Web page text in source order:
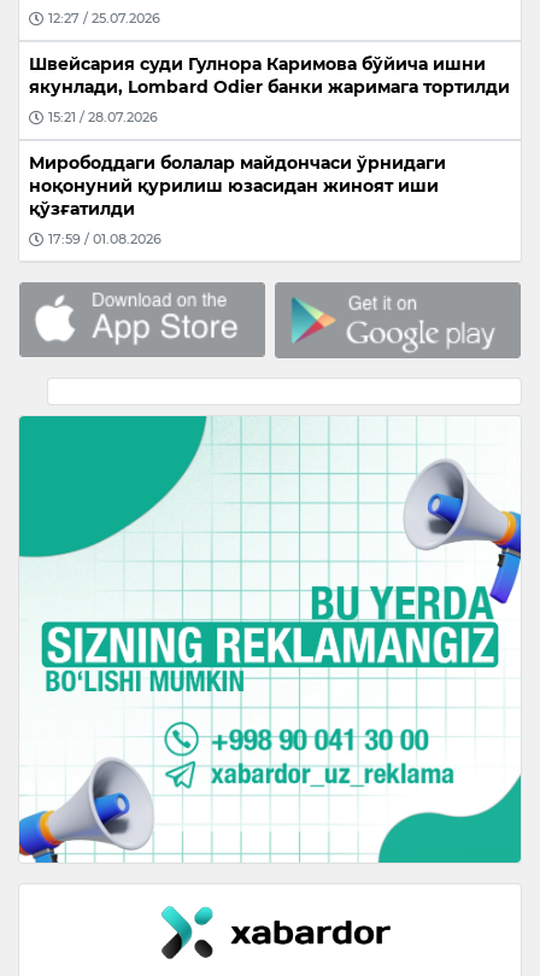
12:27 / 25.07.2026
Швейсария суди Гулнора Каримова бўйича ишни
якунлади, Lombard Odier банки жаримага тортилди
15:21 / 28.07.2026
Мирободдаги болалар майдончаси ўрнидаги
ноқонуний қурилиш юзасидан жиноят иши
қўзғатилди
17:59 / 01.08.2026